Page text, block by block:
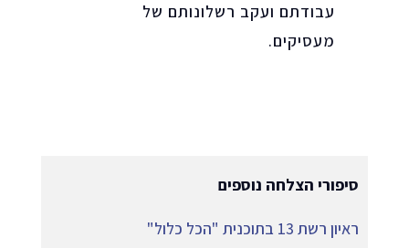
עבודתם ועקב רשלונותם של
מעסיקים.
סיפורי הצלחה נוספים
ראיון רשת 13 בתוכנית "הכל כלול"